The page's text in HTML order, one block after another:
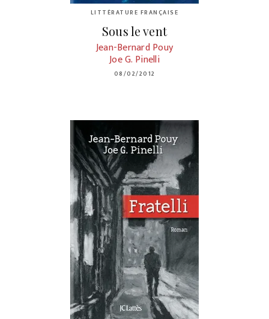
LITTÉRATURE FRANÇAISE
Sous le vent
Jean-Bernard Pouy
Joe G. Pinelli
08/02/2012